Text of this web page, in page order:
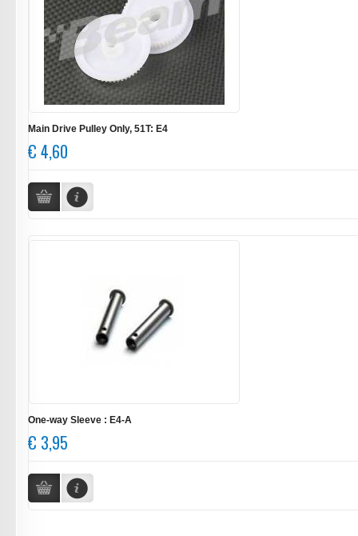
Main Drive Pulley Only, 51T: E4
€ 4,60
One-way Sleeve : E4-A
€ 3,95